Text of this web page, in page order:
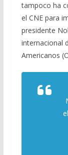
tampoco ha
el CNE para
presidente
internacional
Americanos